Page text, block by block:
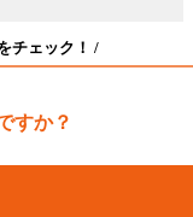
チェック！ /
すか？